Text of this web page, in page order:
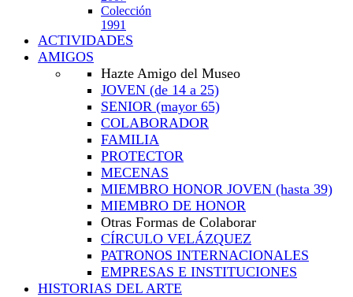
Colección
1991
ACTIVIDADES
AMIGOS
Hazte Amigo del Museo
JOVEN (de 14 a 25)
SENIOR (mayor 65)
COLABORADOR
FAMILIA
PROTECTOR
MECENAS
MIEMBRO HONOR JOVEN (hasta 39)
MIEMBRO DE HONOR
Otras Formas de Colaborar
CÍRCULO VELÁZQUEZ
PATRONOS INTERNACIONALES
EMPRESAS E INSTITUCIONES
HISTORIAS DEL ARTE